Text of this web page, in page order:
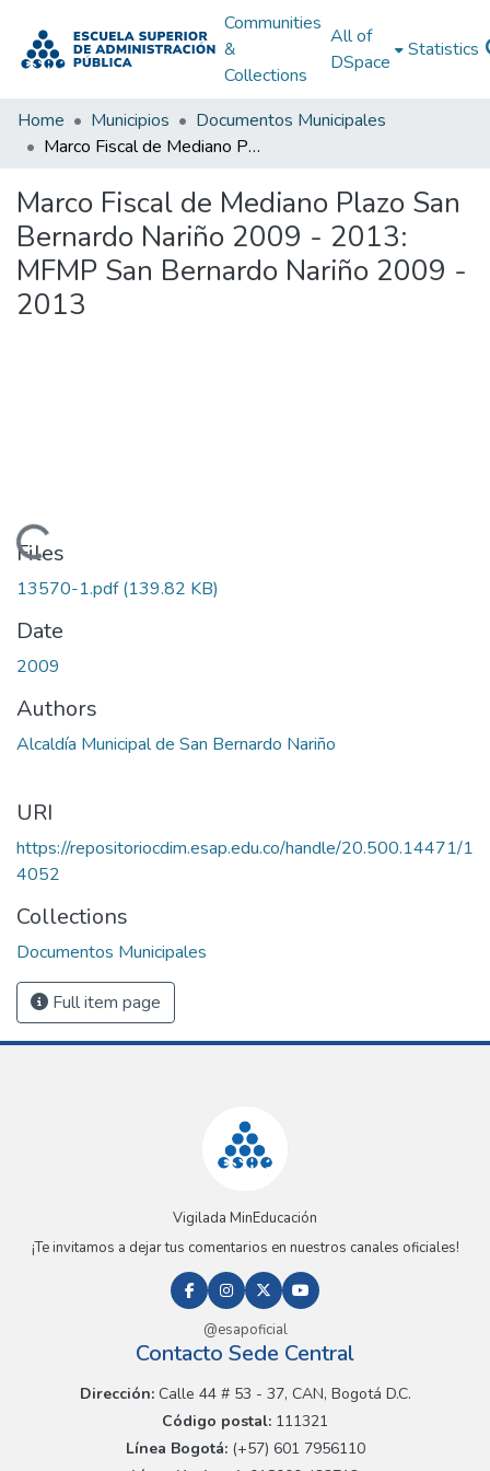
Communities
&
Collections
All of
DSpace
Statistics
Home Municipios
Documentos Municipales
Marco Fiscal de Mediano Plazo San Bernardo Nariño 2009 - 2013: MFMP San Bernardo Nariño 2009 - 2013
Marco Fiscal de Mediano Plazo San
Bernardo Nariño 2009 - 2013:
MFMP San Bernardo Nariño 2009 -
2013
Loading...
Files
13570-1.pdf(139.82 KB)
Date
2009
Authors
Alcaldía Municipal de San Bernardo Nariño
URI
https://repositoriocdim.esap.edu.co/handle/20.500.14471/1
4052
Collections
Documentos Municipales
Full item page
Vigilada MinEducación
¡Te invitamos a dejar tus comentarios en nuestros canales oficiales!
@esapoficial
Contacto Sede Central
Dirección:Calle 44 # 53 - 37, CAN, Bogotá D.C.
Código postal: 111321
Línea Bogotá:(+57) 601 7956110